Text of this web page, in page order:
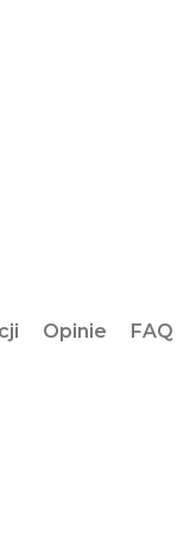
Opinie FAQ